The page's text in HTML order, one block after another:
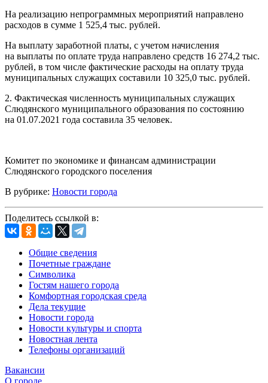
На реализацию непрограммных мероприятий направлено
расходов в сумме 1 525,4 тыс. рублей.
На выплату заработной платы, с учетом начисления
на выплаты по оплате труда направлено средств 16 274,2 тыс.
рублей, в том числе фактические расходы на оплату труда
муниципальных служащих составили 10 325,0 тыс. рублей.
2. Фактическая численность муниципальных служащих
Слюдянского муниципального образования по состоянию
на 01.07.2021 года составила 35 человек.
Комитет по экономике и финансам администрации
Слюдянского городского поселения
В рубрике: Новости города
Поделитесь ссылкой в:
Общие сведения
Почетные граждане
Символика
Гостям нашего города
Комфортная городская среда
Дела текущие
Новости города
Новости культуры и спорта
Новостная лента
Телефоны организаций
Вакансии